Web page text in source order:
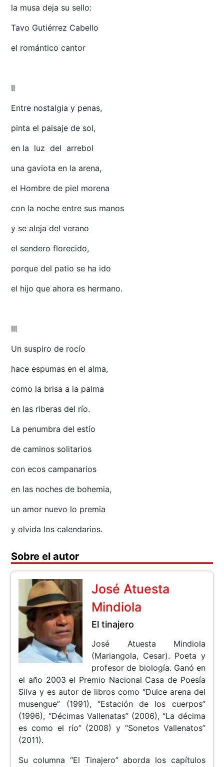
la musa deja su sello:
Tavo Gutiérrez Cabello
el romántico cantor
II
Entre nostalgia y penas,
pinta el paisaje de sol,
en la luz del arrebol
una gaviota en la arena,
el Hombre de piel morena
con la noche entre sus manos
y se aleja del verano
el sendero florecido,
porque del patio se ha ido
el hijo que ahora es hermano.
III
Un suspiro de rocío
hace espumas en el alma,
como la brisa a la palma
en las riberas del río.
La penumbra del estío
de caminos solitarios
con ecos campanarios
en las noches de bohemia,
un amor nuevo lo premia
y olvida los calendarios.
Sobre el autor
José Atuesta
Mindiola
El tinajero
José Atuesta Mindiola
(Mariangola, Cesar). Poeta y
profesor de biología. Ganó en
el año 2003 el Premio Nacional Casa de Poesía
Silva y es autor de libros como “Dulce arena del
musengue” (1991), “Estación de los cuerpos”
(1996), “Décimas Vallenatas” (2006), “La décima
es como el río” (2008) y “Sonetos Vallenatos”
(2011).
Su columna “El Tinajero” aborda los capítulos